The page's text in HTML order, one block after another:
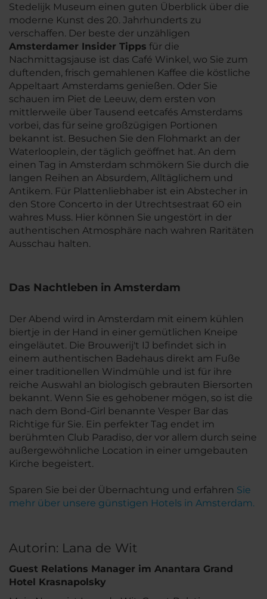
Stedelijk Museum einen guten Überblick über die
moderne Kunst des 20. Jahrhunderts zu
verschaffen. Der beste der unzähligen
Amsterdamer Insider Tipps für die
Nachmittagsjause ist das Café Winkel, wo Sie zum
duftenden, frisch gemahlenen Kaffee die köstliche
Appeltaart Amsterdams genießen. Oder Sie
schauen im Piet de Leeuw, dem ersten von
mittlerweile über Tausend eetcafés Amsterdams
vorbei, das für seine großzügigen Portionen
bekannt ist. Besuchen Sie den Flohmarkt an der
Waterlooplein, der täglich geöffnet hat. An dem
einen Tag in Amsterdam schmökern Sie durch die
langen Reihen an Absurdem, Alltäglichem und
Antikem. Für Plattenliebhaber ist ein Abstecher in
den Store Concerto in der Utrechtsestraat 60 ein
wahres Muss. Hier können Sie ungestört in der
authentischen Atmosphäre nach wahren Raritäten
Ausschau halten.
Das Nachtleben in Amsterdam
Der Abend wird in Amsterdam mit einem kühlen
biertje in der Hand in einer gemütlichen Kneipe
eingeläutet. Die Brouwerij't IJ befindet sich in
einem authentischen Badehaus direkt am Fuße
einer traditionellen Windmühle und ist für ihre
reiche Auswahl an biologisch gebrauten Biersorten
bekannt. Wenn Sie es gehobener mögen, so ist die
nach dem Bond-Girl benannte Vesper Bar das
Richtige für Sie. Ein perfekter Tag endet im
berühmten Club Paradiso, der vor allem durch seine
außergewöhnliche Location in einer umgebauten
Kirche begeistert.
Sparen Sie bei der Übernachtung und erfahren Sie
mehr über unsere günstigen Hotels in Amsterdam.
Autorin: Lana de Wit
Guest Relations Manager im Anantara Grand
Hotel Krasnapolsky